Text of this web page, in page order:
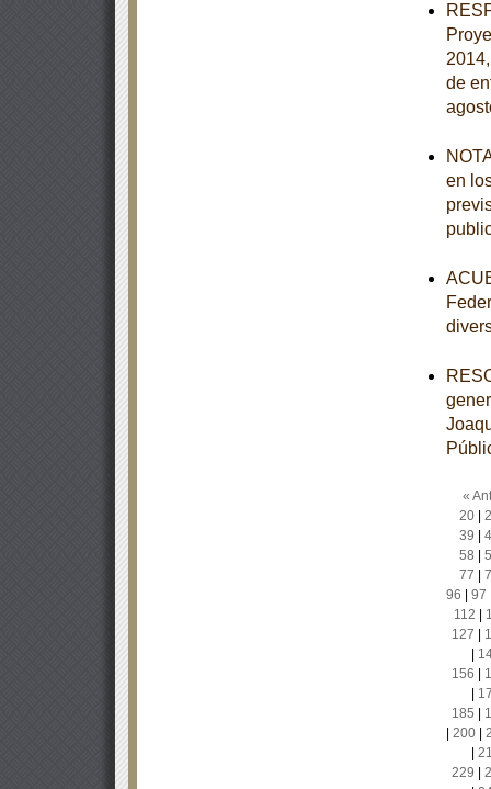
de
en
«
20|
39
58
77
96
97
112
127
156
185
200|
229